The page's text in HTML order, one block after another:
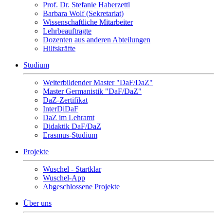
Prof. Dr. Stefanie Haberzettl
Barbara Wolf (Sekretariat)
Wissenschaftliche Mitarbeiter
Lehrbeauftragte
Dozenten aus anderen Abteilungen
Hilfskräfte
Studium
Weiterbildender Master "DaF/DaZ"
Master Germanistik "DaF/DaZ"
DaZ-Zertifikat
InterDiDaF
DaZ im Lehramt
Didaktik DaF/DaZ
Erasmus-Studium
Projekte
Wuschel - Startklar
Wuschel-App
Abgeschlossene Projekte
Über uns